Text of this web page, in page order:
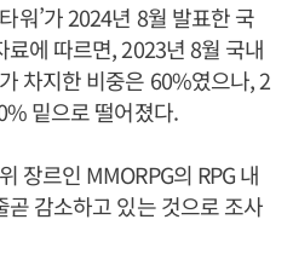
워’가 2024년 8월 발표한 국
에 따르면, 2023년 8월 국내
차지한 비중은 60%였으나, 2
밑으로 떨어졌다.
장르인 MMORPG의 RPG 내
감소하고 있는 것으로 조사